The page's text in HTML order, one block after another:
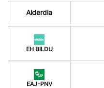
Alderdia
EH BILDU
EAJ-PNV